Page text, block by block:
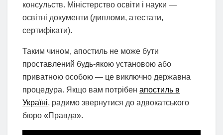
консульств. Міністерство освіти і науки —
освітні документи (дипломи, атестати,
сертифікати).
Таким чином, апостиль не може бути
проставлений будь-якою установою або
приватною особою — це виключно державна
процедура. Якщо вам потрібен апостиль в
Україні, радимо звернутися до адвокатського
бюро «Правда».